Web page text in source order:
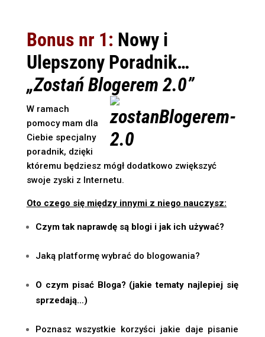
Bonus nr 1: Nowy i
Ulepszony Poradnik…
„Zostań Blogerem 2.0”
W ramach
pomocy mam dla
Ciebie specjalny
poradnik, dzięki
któremu będziesz mógł dodatkowo zwiększyć
swoje zyski z Internetu.
Oto czego się między innymi z niego nauczysz:
Czym tak naprawdę są blogi i jak ich używać?
Jaką platformę wybrać do blogowania?
O czym pisać Bloga? (jakie tematy najlepiej się
sprzedają…)
Poznasz wszystkie korzyści jakie daje pisanie